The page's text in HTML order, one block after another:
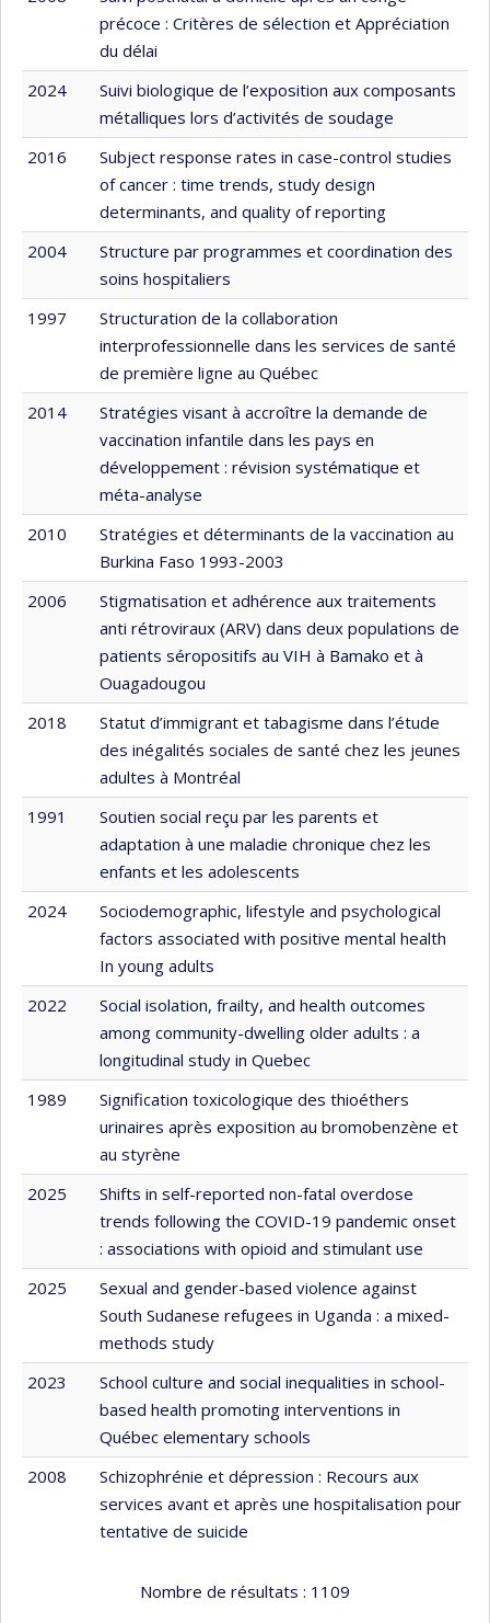
précoce : Critères de sélection et Appréciation
du délai
2024
Suivi biologique de l’exposition aux composants
métalliques lors d’activités de soudage
2016
Subject response rates in case-control studies
of cancer : time trends, study design
determinants, and quality of reporting
2004
Structure par programmes et coordination des
soins hospitaliers
1997
Structuration de la collaboration
interprofessionnelle dans les services de santé
de première ligne au Québec
2014
Stratégies visant à accroître la demande de
vaccination infantile dans les pays en
développement : révision systématique et
méta-analyse
2010
Stratégies et déterminants de la vaccination au
Burkina Faso 1993-2003
2006
Stigmatisation et adhérence aux traitements
anti rétroviraux (ARV) dans deux populations de
patients séropositifs au VIH à Bamako et à
Ouagadougou
2018
Statut d’immigrant et tabagisme dans l’étude
des inégalités sociales de santé chez les jeunes
adultes à Montréal
1991
Soutien social reçu par les parents et
adaptation à une maladie chronique chez les
enfants et les adolescents
2024
Sociodemographic, lifestyle and psychological
factors associated with positive mental health
In young adults
2022
Social isolation, frailty, and health outcomes
among community-dwelling older adults : a
longitudinal study in Quebec
1989
Signification toxicologique des thioéthers
urinaires après exposition au bromobenzène et
au styrène
2025
Shifts in self-reported non-fatal overdose
trends following the COVID-19 pandemic onset
: associations with opioid and stimulant use
2025
Sexual and gender-based violence against
South Sudanese refugees in Uganda : a mixed-
methods study
2023
School culture and social inequalities in school-
based health promoting interventions in
Québec elementary schools
2008
Schizophrénie et dépression : Recours aux
services avant et après une hospitalisation pour
tentative de suicide
Nombre de résultats : 1109